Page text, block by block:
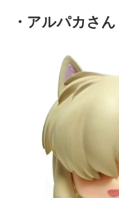
・アルパカさん